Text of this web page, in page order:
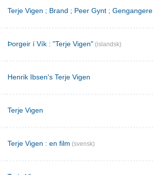
Terje Vigen ; Brand ; Peer Gynt ; Gengangere
Þorgeir í Vík : "Terje Vigen" (islandsk)
Henrik Ibsen's Terje Vigen
Terje Vigen
Terje Vigen : en film (svensk)